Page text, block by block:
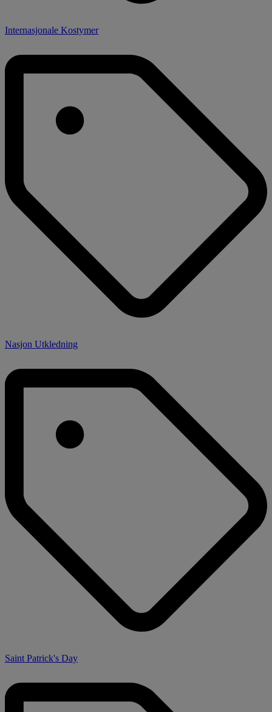
Internasjonale Kostymer
Nasjon Utkledning
Saint Patrick's Day